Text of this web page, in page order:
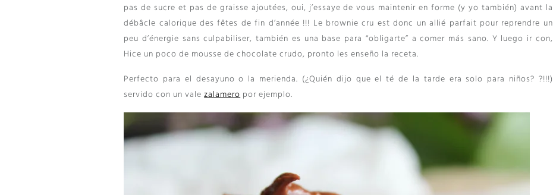
pas de sucre et pas de graisse ajoutées, oui,j’essaye de vous maintenir en forme (y yo también) avant la
débâcle calorique des fêtes de fin d’année !!! Le brownie cru est donc un allié parfait pour reprendre un
peu d’énergie sans culpabiliser, también es una base para “obligarte” a comer más sano. Y luego ir con,
Hice un poco de mousse de chocolate crudo, pronto les enseño la receta.
Perfecto para el desayuno o la merienda. (¿Quién dijo que el té de la tarde era solo para niños? ?!!!)
servido con un valezalameropor ejemplo.